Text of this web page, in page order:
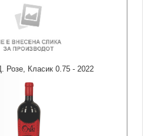
Розе, Класик 0.75 - 2022